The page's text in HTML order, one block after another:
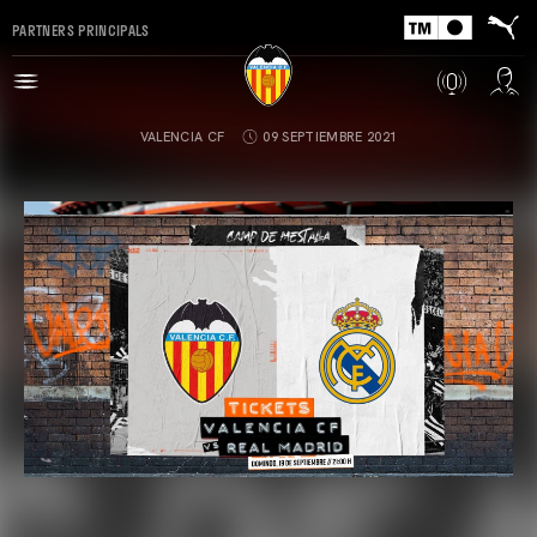
PARTNERS PRINCIPALS
VALENCIA CF 09 SEPTIEMBRE 2021